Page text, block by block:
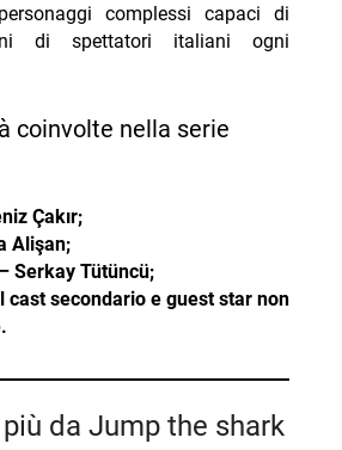
complessi capaci di
di spettatori italiani ogni
Çakır;
Alişan;
Serkay Tütüncü;
cast secondario e guest star non
più da Jump the shark